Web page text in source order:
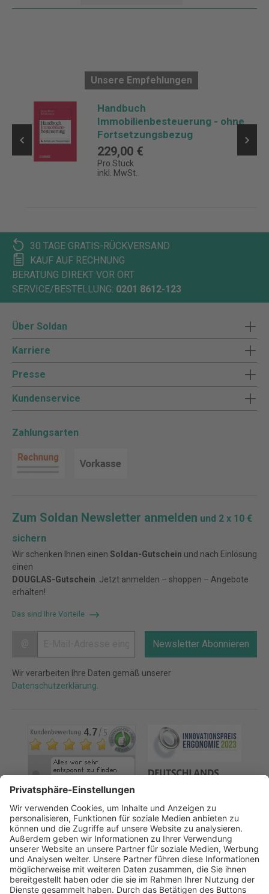
Unsere Empfehlungen
Handbuch
Immobilienbesteuerung - ohne
Fortsetzungsbezug
229,00 €
Pro Stück
inkl. MwSt.
30 TAGE GRATIS-RÜCKVERSAND
KAUF AUF RECHNUNG
BERATUNG DIREKT VOR ORT
SERVICE/BESTELLUNG: 0201 8612-123
Über Soldan
Karriere
Presse
Kundenservice
Zahlungsarten
Zum Soldan Newsletter anmelden und 2 x 10 €
sichern
Wir schenken Ihnen einen Soldan-Gutschein und nach Einlösung
einen
DOUGLAS-Gutschein . Jetzt anmelden – shoppen – Angebote
erhalten!
Das sind Ihre Vorteile
Newsletter Abonnieren
Wir verarbeiten Ihre Daten gemäß unserer
Datenschutzerklärung